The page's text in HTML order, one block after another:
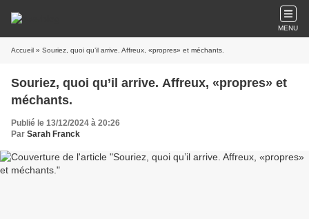
MENU
Accueil » Souriez, quoi qu’il arrive. Affreux, «propres» et méchants.
Souriez, quoi qu’il arrive. Affreux, «propres» et
méchants.
Publié le 13/12/2024 à 20:26
Par Sarah Franck